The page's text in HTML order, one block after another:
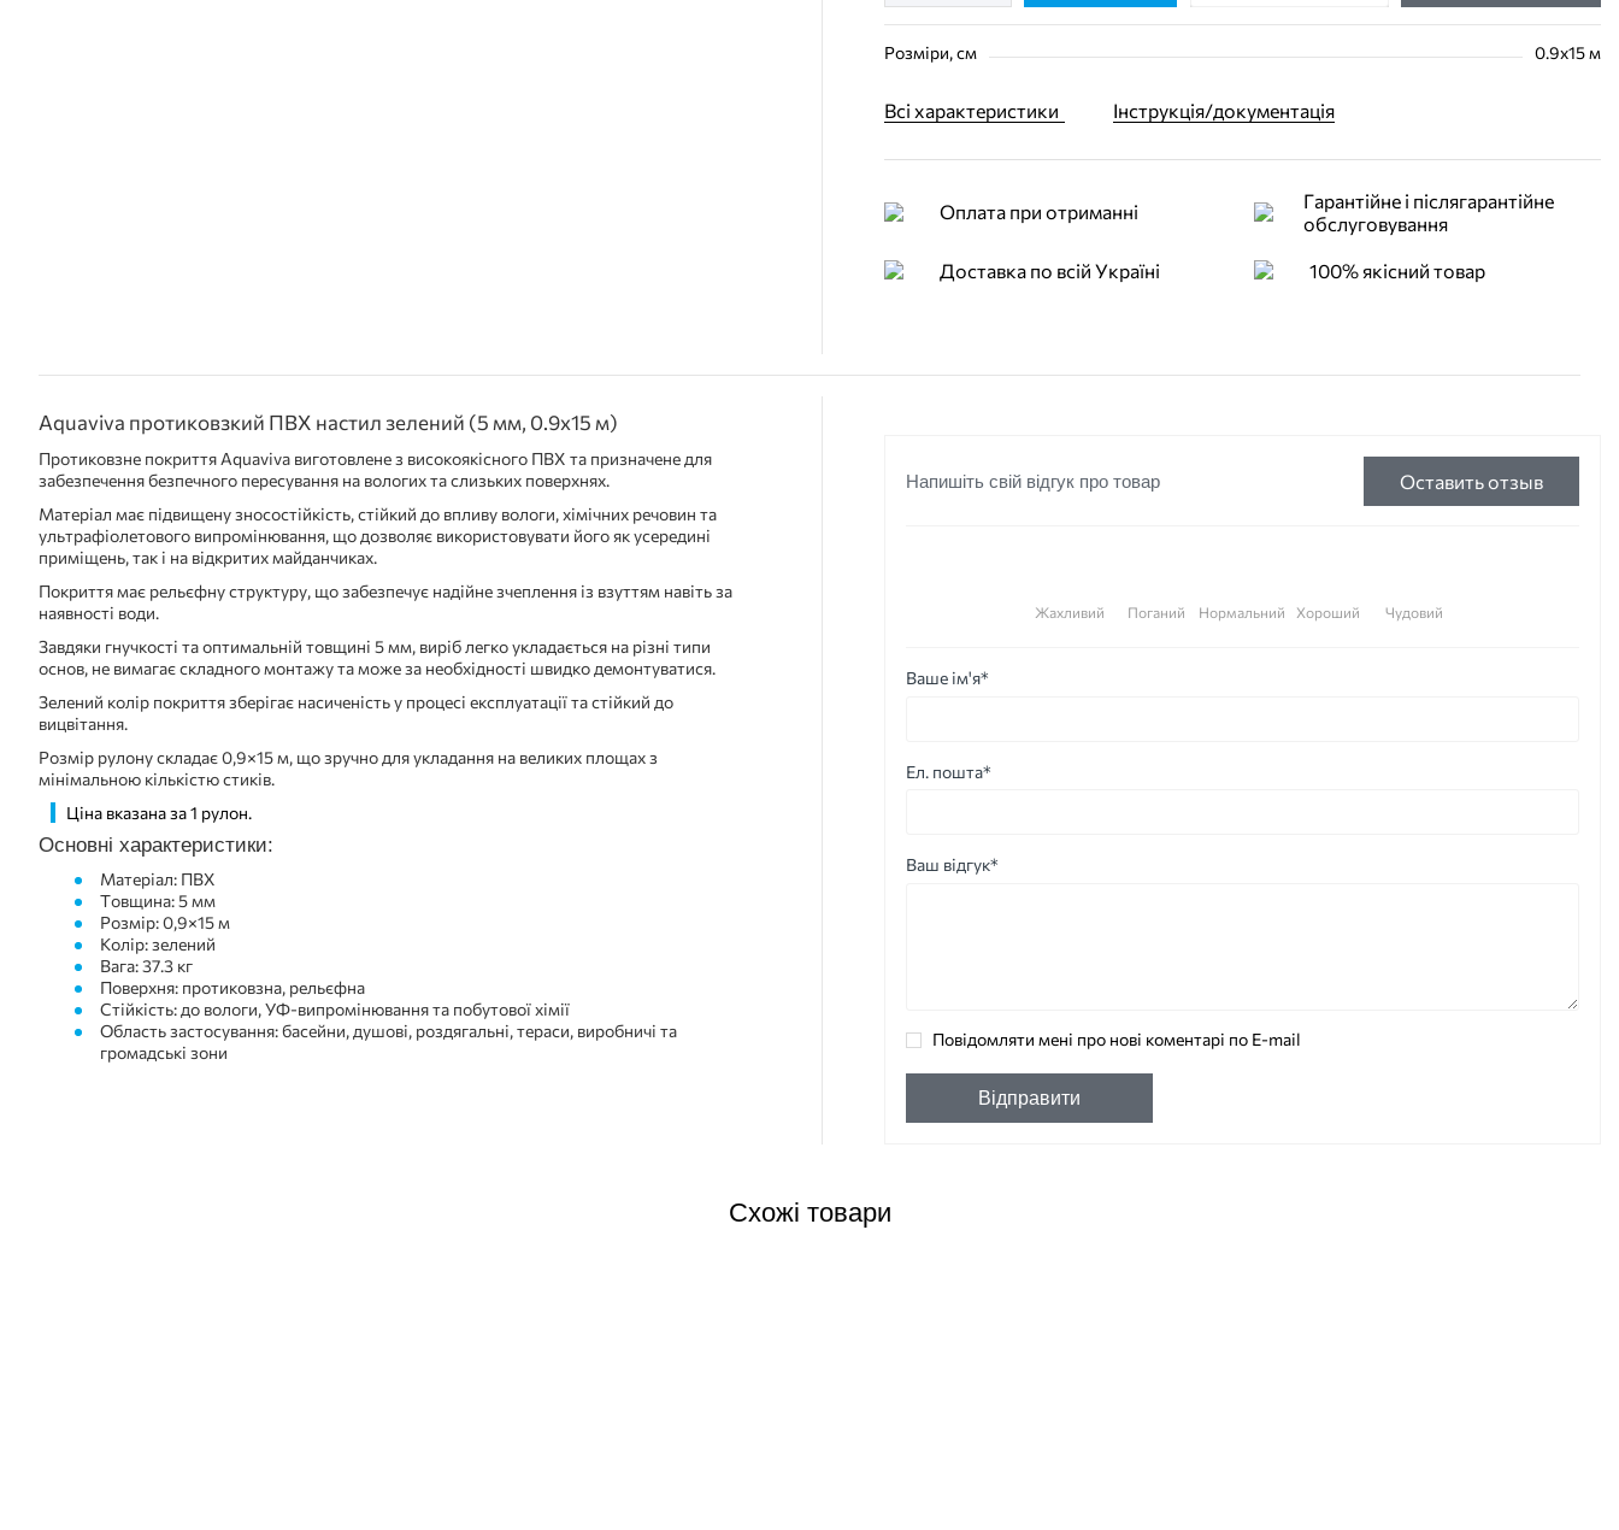
Розміри, см 0.9х15 м
Всі характеристики Інструкція/документація
Оплата при отриманні
Гарантійне і післягарантійне
обслуговування
Доставка по всій Україні 100% якісний товар
Aquaviva протиковзкий ПВХ настил зелений (5 мм, 0.9х15 м)
Протиковзне покриття Aquaviva виготовлене з високоякісного ПВХ та призначене для
забезпечення безпечного пересування на вологих та слизьких поверхнях.
Матеріал має підвищену зносостійкість, стійкий до впливу вологи, хімічних речовин та
ультрафіолетового випромінювання, що дозволяє використовувати його як усередині
приміщень, так і на відкритих майданчиках.
Покриття має рельєфну структуру, що забезпечує надійне зчеплення із взуттям навіть за
наявності води.
Завдяки гнучкості та оптимальній товщині 5 мм, виріб легко укладається на різні типи
основ, не вимагає складного монтажу та може за необхідності швидко демонтуватися.
Зелений колір покриття зберігає насиченість у процесі експлуатації та стійкий до
вицвітання.
Розмір рулону складає 0,9×15 м, що зручно для укладання на великих площах з
мінімальною кількістю стиків.
Ціна вказана за 1 рулон.
Основні характеристики:
Матеріал: ПВХ
Товщина: 5 мм
Розмір: 0,9×15 м
Колір: зелений
Вага: 37.3 кг
Поверхня: протиковзна, рельєфна
Стійкість: до вологи, УФ-випромінювання та побутової хімії
Область застосування: басейни, душові, роздягальні, тераси, виробничі та
громадські зони
Напишіть свій відгук про товар Оставить отзыв
Чудовий
Хороший
Нормальний
Поганий
Жахливий
Ваше ім'я*
Ел. пошта*
Ваш відгук*
Повідомляти мені про нові коментарі по E-mail
Відправити
Схожі товари